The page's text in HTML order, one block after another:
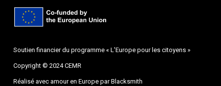
Soutien financier du programme « L'Europe pour les citoyens »
Copyright © 2024 CEMR
Réalisé avec amour en Europe parBlacksmith